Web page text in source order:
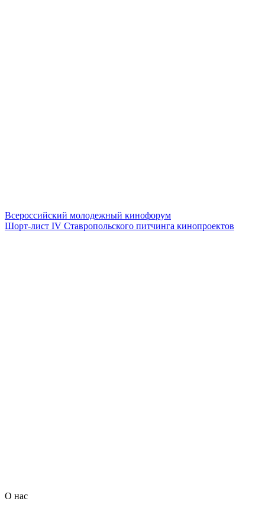
Всероссийский молодежный кинофорум
Шорт-лист IV Ставропольского питчинга кинопроектов
О нас